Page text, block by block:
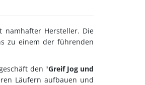
namhafter Hersteller. Die
zu einem der führenden
den "Greif Jog und
Läufern aufbauen und